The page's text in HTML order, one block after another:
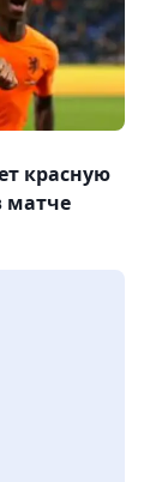
красную
матче